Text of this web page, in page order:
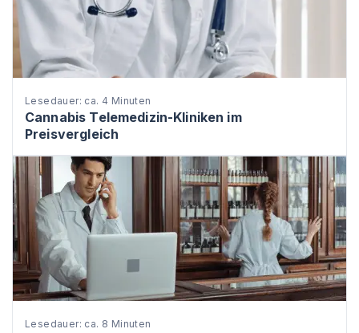
Lesedauer: ca. 4 Minuten
Cannabis Telemedizin-Kliniken im
Preisvergleich
Lesedauer: ca. 8 Minuten